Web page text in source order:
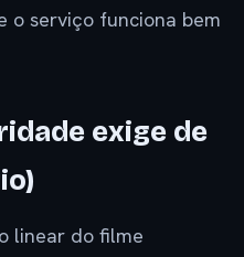
o serviço funciona bem
exige de
linear do filme